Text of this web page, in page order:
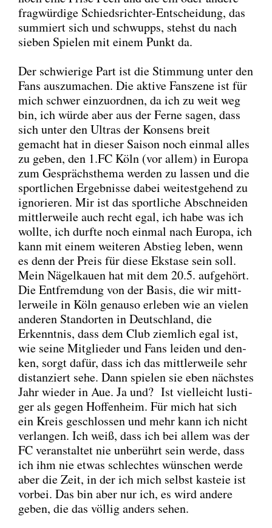
frag­wür­di­ge Schieds­rich­ter-Ent­schei­dung, das
sum­miert sich und schwupps, stehst du nach
sie­ben Spie­len mit einem Punkt da.
Der schwie­ri­ge Part ist die Stim­mung unter den
Fans aus­zu­ma­chen. Die akti­ve Fan­sze­ne ist für
mich schwer ein­zu­ord­nen, da ich zu weit weg
bin, ich wür­de aber aus der Fer­ne sagen, dass
sich unter den Ultras der Kon­sens breit
gemacht hat in die­ser Sai­son noch ein­mal alles
zu geben, den 1.FC Köln (vor allem) in Euro­pa
zum Gesprächs­the­ma wer­den zu las­sen und die
sport­li­chen Ergeb­nis­se dabei wei­test­ge­hend zu
igno­rie­ren. Mir ist das sport­li­che Abschnei­den
mitt­ler­wei­le auch recht egal, ich habe was ich
woll­te, ich durf­te noch ein­mal nach Euro­pa, ich
kann mit einem wei­te­ren Abstieg leben, wenn
es denn der Preis für die­se Eksta­se sein soll.
Mein Nägel­kau­en hat mit dem 20.5. auf­ge­hört.
Die Ent­frem­dung von der Basis, die wir mitt­
ler­wei­le in Köln genau­so erle­ben wie an vie­len
ande­ren Stand­or­ten in Deutsch­land, die
Erkennt­nis, dass dem Club ziem­lich egal ist,
wie sei­ne Mit­glie­der und Fans lei­den und den­
ken, sorgt dafür, dass ich das mitt­ler­wei­le sehr
distan­ziert sehe. Dann spie­len sie eben nächs­tes
Jahr wie­der in Aue. Ja und? Ist viel­leicht lus­ti­
ger als gegen Hof­fen­heim. Für mich hat sich
ein Kreis geschlos­sen und mehr kann ich nicht
ver­lan­gen. Ich weiß, dass ich bei allem was der
FC ver­an­stal­tet nie unbe­rührt sein wer­de, dass
ich ihm nie etwas schlech­tes wün­schen wer­de
aber die Zeit, in der ich mich selbst kas­teie ist
vor­bei. Das bin aber nur ich, es wird ande­re
geben, die das völ­lig anders sehen.